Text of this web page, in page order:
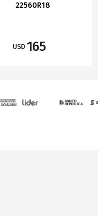
22560R18
USD 165